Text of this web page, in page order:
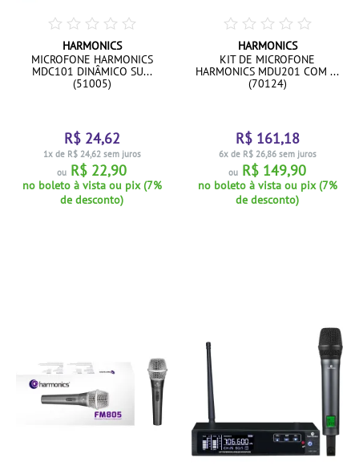
HARMONICS
MICROFONE HARMONICS
MDC101 DINÂMICO SU...
(51005)
R$ 24,62
1x de R$ 24,62 sem juros
ou R$ 22,90
no boleto à vista ou pix (7%
de desconto)
HARMONICS
KIT DE MICROFONE
HARMONICS MDU201 COM ...
(70124)
R$ 161,18
6x de R$ 26,86 sem juros
ou R$ 149,90
no boleto à vista ou pix (7%
de desconto)